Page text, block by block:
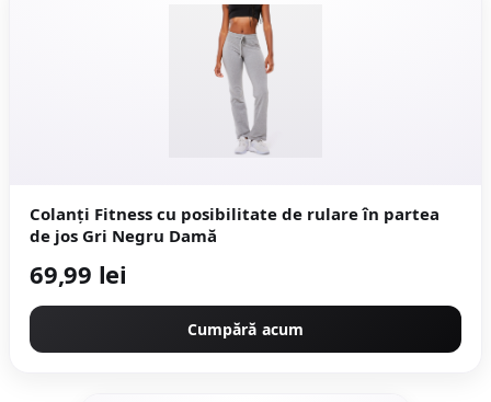
Colanţi Fitness cu posibilitate de rulare în partea
de jos Gri Negru Damă
69,99 lei
Cumpără acum